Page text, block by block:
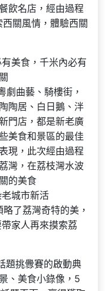
飲名店，經由過程
關風情，體驗西關
美食，千米內必有
劇曲藝、騎樓街，
陶居、白日鵝、泮
門店，都是新老廣
美食和景區的最佳
現，此次經由過程
灣，在荔枝灣水波
的美食
城市新活
了荔灣奇特的美，
家人再來摸索荔
題挑釁賽的啟動典
、美食小錄像，5